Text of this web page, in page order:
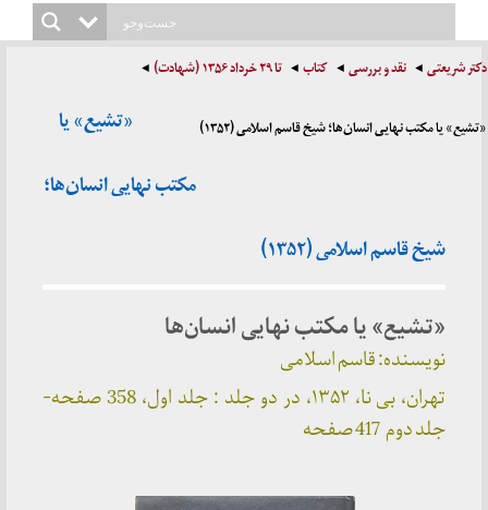
دکتر شریعتی نقد و بررسی کتاب تا ۲۹ خرداد ۱۳۵۶ (شهادت)
«تشیع» یا مکتب نهایی انسان‌ها؛ شیخ قاسم اسلامی (۱۳۵۲)
«تشیع» یا
مکتب نهایی انسان‌ها؛
شیخ قاسم اسلامی (۱۳۵۲)
«تشیع» یا مکتب نهایی انسان‌ها
نویسنده: قاسم اسلامی
تهران، بی نا، ۱۳۵۲، در دو جلد : جلد اول، 358 صفحه-
جلد دوم 417 صفحه